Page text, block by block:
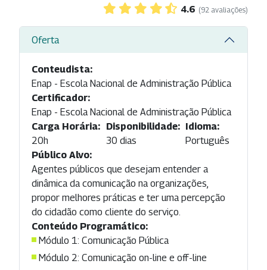
4.6 (92 avaliações)
Oferta
Conteudista:
Enap - Escola Nacional de Administração Pública
Certificador:
Enap - Escola Nacional de Administração Pública
Carga Horária:
20h
Disponibilidade:
30 dias
Idioma:
Português
Público Alvo:
Agentes públicos que desejam entender a
dinâmica da comunicação na organizações,
propor melhores práticas e ter uma percepção
do cidadão como cliente do serviço.
Conteúdo Programático:
Módulo 1: Comunicação Pública
Módulo 2: Comunicação on-line e off-line